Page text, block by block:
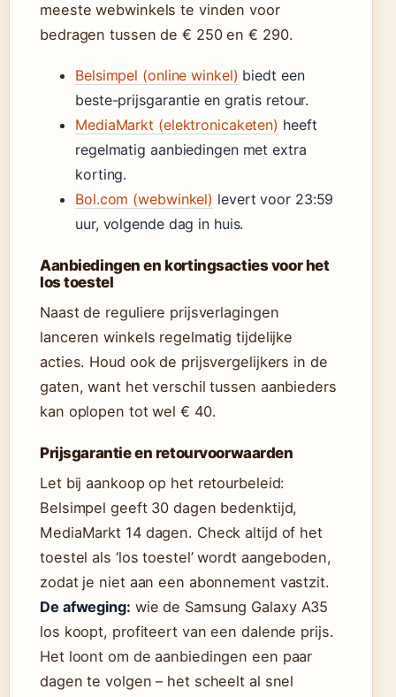
meeste webwinkels te vinden voor
bedragen tussen de € 250 en € 290.
Belsimpel (online winkel) biedt een
beste-prijsgarantie en gratis retour.
MediaMarkt (elektronicaketen) heeft
regelmatig aanbiedingen met extra
korting.
Bol.com (webwinkel) levert voor 23:59
uur, volgende dag in huis.
Aanbiedingen en kortingsacties voor het
los toestel
Naast de reguliere prijsverlagingen
lanceren winkels regelmatig tijdelijke
acties. Houd ook de prijsvergelijkers in de
gaten, want het verschil tussen aanbieders
kan oplopen tot wel € 40.
Prijsgarantie en retourvoorwaarden
Let bij aankoop op het retourbeleid:
Belsimpel geeft 30 dagen bedenktijd,
MediaMarkt 14 dagen. Check altijd of het
toestel als ‘los toestel’ wordt aangeboden,
zodat je niet aan een abonnement vastzit.
De afweging: wie de Samsung Galaxy A35
los koopt, profiteert van een dalende prijs.
Het loont om de aanbiedingen een paar
dagen te volgen – het scheelt al snel